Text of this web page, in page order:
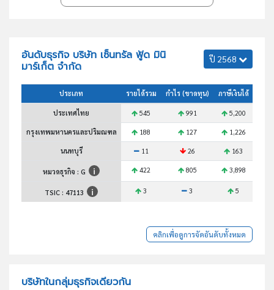
อันดับธุรกิจ บริษัท เซ็นทรัล ฟู้ด มินิ
มาร์เก็ต จำกัด
ปี 2568
ประเภท รายได้รวม กำไร (ขาดทุน) ภาษีเงินได้
ประเทศไทย 545 991 5,200
กรุงเทพมหานครและปริมณฑล 188 127 1,226
นนทบุรี 11 26 163
หมวดธุรกิจ : G 422 805 3,898
TSIC : 47113 3 3 5
คลิกเพื่อดูการจัดอันดับทั้งหมด
บริษัทในกลุ่มธุรกิจเดียวกัน